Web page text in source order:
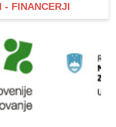
- FINANCERJI